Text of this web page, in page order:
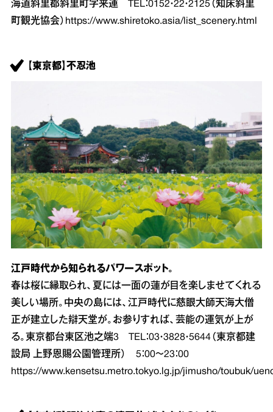
海道斜里郡斜里町字来運 TEL：0152・22・2125（知床斜里
町観光協会） https://www.shiretoko.asia/list_scenery.html
【東京都】不忍池
江戸時代から知られるパワースポット。
春は桜に縁取られ、夏には一面の蓮が目を楽しませてくれる
美しい場所。中央の島には、江戸時代に慈眼大師天海大僧
正が建立した辯天堂が。お参りすれば、芸能の運気が上が
る。東京都台東区池之端3 TEL：03・3828・5644（東京都建
設局 上野恩賜公園管理所） 5：00～23：00
https://www.kensetsu.metro.tokyo.lg.jp/jimusho/toubuk/